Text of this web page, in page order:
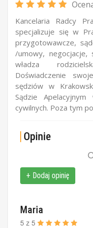
Kancelaria Radcy
specjalizuje się w
przygotowawcze,
/umowy, negocjacje,
władza
Doświadczenie
sędziów w
Sądzie
cywilnych. Poza tym
Opinie
+ Dodaj opinię
Maria
5 z 5